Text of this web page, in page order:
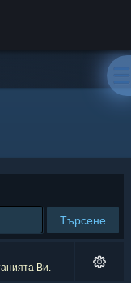
Търсене
Ви.